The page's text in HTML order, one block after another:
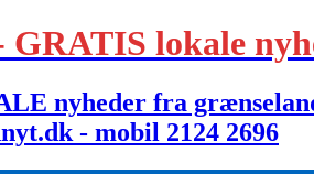
GRATIS lokale
nyheder fra
- mobil 2124 2696